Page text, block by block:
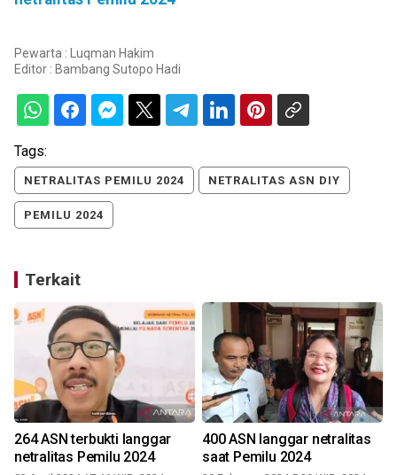
Pewarta : Luqman Hakim
Editor : Bambang Sutopo Hadi
Tags:
NETRALITAS PEMILU 2024 NETRALITAS ASN DIY
PEMILU 2024
Terkait
264 ASN terbukti langgar
netralitas Pemilu 2024
400 ASN langgar netralitas
saat Pemilu 2024